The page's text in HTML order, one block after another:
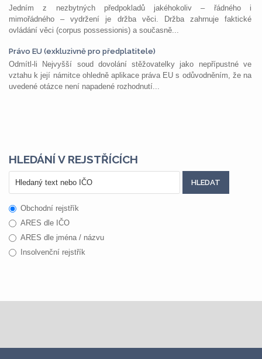
Jedním z nezbytných předpokladů jakéhokoliv – řádného i
mimořádného – vydržení je držba věci. Držba zahrnuje faktické
ovládání věci (corpus possessionis) a současně...
Právo EU (exkluzivně pro předplatitele)
Odmítl-li Nejvyšší soud dovolání stěžovatelky jako nepřípustné ve
vztahu k její námitce ohledně aplikace práva EU s odůvodněním, že na
uvedené otázce není napadené rozhodnutí...
HLEDÁNÍ V REJSTŘÍCÍCH
Obchodní rejstřík
ARES dle IČO
ARES dle jména / názvu
Insolvenční rejstřík